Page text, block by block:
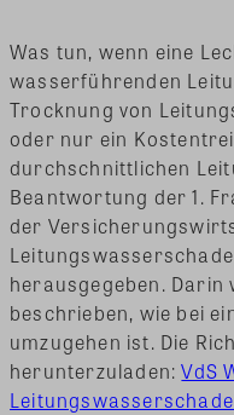
Was tun, wenn eine
wasserführenden
Trocknung von
oder nur ein
durchschnittlichen
Beantwortung der 1.
der
herausgegeben. Darin
beschrieben, wie bei
umzugehen ist. Die
herunterzuladen:VdS